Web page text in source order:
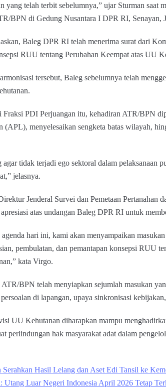
yang telah terbit sebelumnya,” ujar Sturman
BPN di Gedung Nusantara I DPR RI, Senayan,
Baleg DPR RI telah menerima surat dari
RUU tentang Perubahan Keempat atas UU
tersebut, Baleg sebelumnya telah
PDI Perjuangan itu, kehadiran ATR/BPN
(APL), menyelesaikan sengketa batas wilayah,
tidak terjadi ego sektoral dalam pelaksanaan
jelasnya.
Jenderal Survei dan Pemetaan
atas undangan Baleg DPR RI untuk
agenda hari ini, kami akan menyampaikan
pembulatan, dan pemantapan konsepsi RUU
kata Virgo.
BPN telah menyiapkan sejumlah masukan
di lapangan, upaya sinkronisasi
UU Kehutanan diharapkan mampu
perlindungan hak masyarakat adat dalam
Serahkan Hasil Lelang dan Aset Edi Tansil ke
Utang Luar Negeri Indonesia April 2026 Tetap